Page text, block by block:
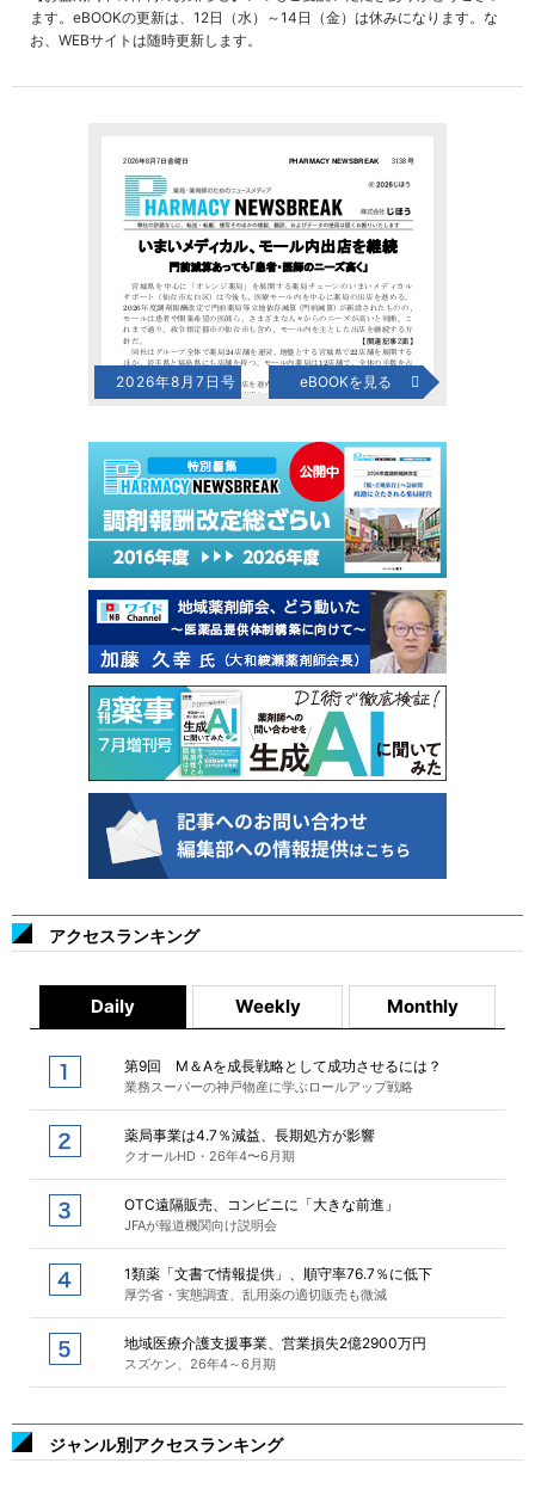
ます。eBOOKの更新は、12日（水）～14日（金）は休みになります。な
お、WEBサイトは随時更新します。
2026年8月7日号 eBOOKを見る
アクセスランキング
Daily Weekly Monthly
第9回 M＆Aを成長戦略として成功させるには？
業務スーパーの神戸物産に学ぶロールアップ戦略
薬局事業は4.7％減益、長期処方が影響
クオールHD・26年4〜6月期
OTC遠隔販売、コンビニに「大きな前進」
JFAが報道機関向け説明会
1類薬「文書で情報提供」、順守率76.7％に低下
厚労省・実態調査、乱用薬の適切販売も微減
地域医療介護支援事業、営業損失2億2900万円
スズケン、26年4～6月期
ジャンル別アクセスランキング